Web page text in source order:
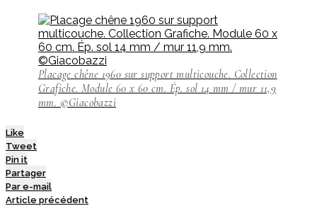
Placage chêne 1960 sur support multicouche. Collection
Grafiche. Module 60 x 60 cm. Ép. sol 14 mm / mur 11,9
mm. ©Giacobazzi
Like
Tweet
Pin it
Partager
Par e-mail
Article précédent